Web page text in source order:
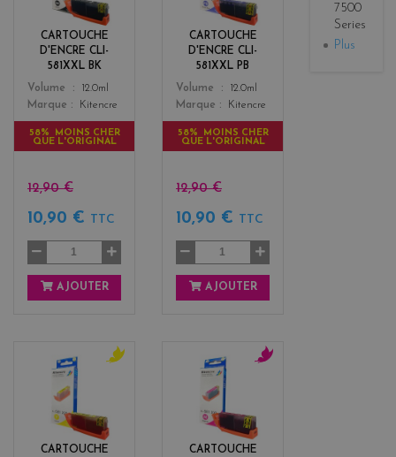
CARTOUCHE
D'ENCRE CLI-
581XXL BK
Color
c
k
Volume
12.0ml
Marque
Kitencre
58% MOINS CHER
QUE L'ORIGINAL
12,90 €
10,90 € TTC
AJOUTER
CARTOUCHE
D'ENCRE CLI-
581XXL PB
Color
e
Volume
12.0ml
Marque
Kitencre
58% MOINS CHER
QUE L'ORIGINAL
12,90 €
10,90 € TTC
AJOUTER
CARTOUCHE
l
o
CARTOUCHE
e
n
7500
Series
Plus